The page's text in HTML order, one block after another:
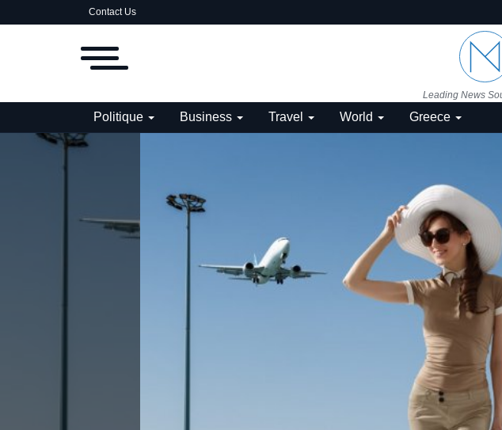
Contact Us
Leading News
Politique Business Travel World Greece